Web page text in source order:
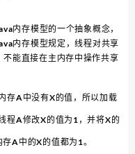
内存模型的一个抽象概念，
内存模型规定，线程对共享
能直接在主内存中操作共享
存A中没有X的值，所以加载
程A修改X的值为1，并将X的
A中的X的值都为1。